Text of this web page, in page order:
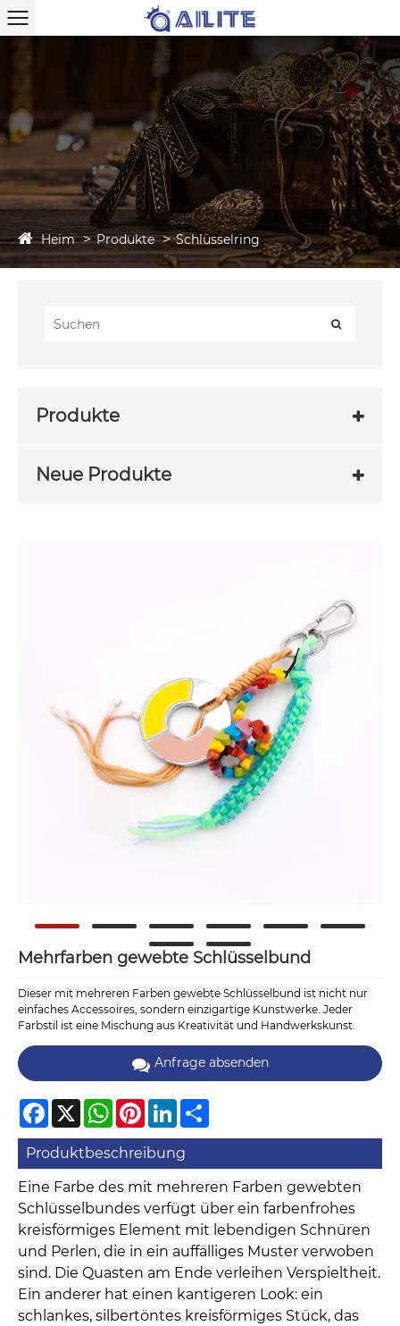
Heim Produkte Schlüsselring
Produkte
Neue Produkte
Mehrfarben gewebte Schlüsselbund
Dieser mit mehreren Farben gewebte Schlüsselbund ist nicht nur
einfaches Accessoires, sondern einzigartige Kunstwerke. Jeder
Farbstil ist eine Mischung aus Kreativität und Handwerkskunst.
Anfrage absenden
Facebook
X WhatsAppPinterestLinkedIn
Produktbeschreibung
Eine Farbe des mit mehreren Farben gewebten
Schlüsselbundes verfügt über ein farbenfrohes
kreisförmiges Element mit lebendigen Schnüren
und Perlen, die in ein auffälliges Muster verwoben
sind. Die Quasten am Ende verleihen Verspieltheit.
Ein anderer hat einen kantigeren Look: ein
schlankes, silbertöntes kreisförmiges Stück, das